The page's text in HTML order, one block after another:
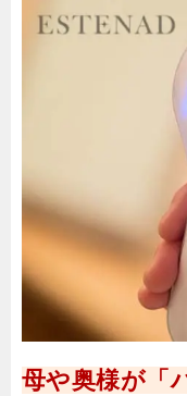
母や奥様が「